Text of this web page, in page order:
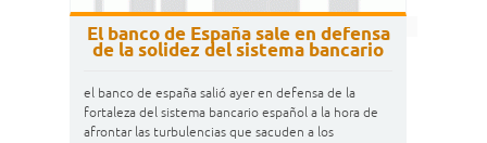
El banco de España sale en defensa
de la solidez del sistema bancario
el banco de españa salió ayer en defensa de la
fortaleza del sistema bancario español a la hora de
afrontar las turbulencias que sacuden a los